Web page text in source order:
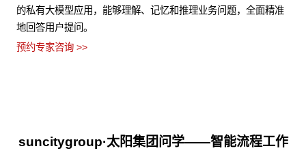
的私有大模型应用，能够理解、记忆和推理业务问题，全面精准
地回答用户提问。
预约专家咨询 >>
suncitygroup·太阳集团问学——智能流程工作